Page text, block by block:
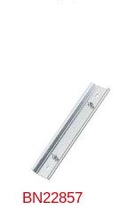
BN22857